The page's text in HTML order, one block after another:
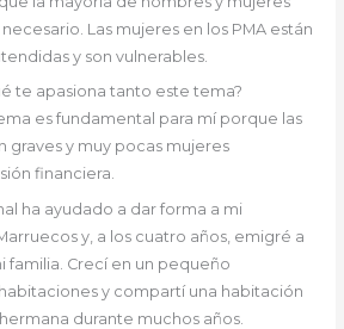
Las mujeres en los PMA están
y son vulnerables.
te apasiona tanto este tema?
es fundamental para mí porque las
graves y muy pocas mujeres
financiera.
ha ayudado a dar forma a mi
y, a los cuatro años, emigré a
familia. Crecí en un pequeño
y compartí una habitación
durante muchos años.